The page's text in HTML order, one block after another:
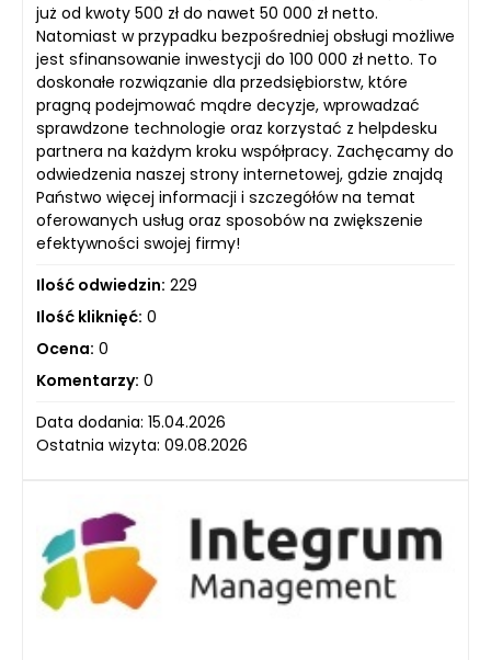
już od kwoty 500 zł do nawet 50 000 zł netto.
Natomiast w przypadku bezpośredniej obsługi możliwe
jest sfinansowanie inwestycji do 100 000 zł netto. To
doskonałe rozwiązanie dla przedsiębiorstw, które
pragną podejmować mądre decyzje, wprowadzać
sprawdzone technologie oraz korzystać z helpdesku
partnera na każdym kroku współpracy. Zachęcamy do
odwiedzenia naszej strony internetowej, gdzie znajdą
Państwo więcej informacji i szczegółów na temat
oferowanych usług oraz sposobów na zwiększenie
efektywności swojej firmy!
Ilość odwiedzin: 229
Ilość kliknięć: 0
Ocena: 0
Komentarzy: 0
Data dodania: 15.04.2026
Ostatnia wizyta: 09.08.2026